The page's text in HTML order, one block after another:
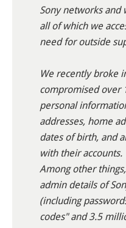
Sony networks and
all of which we
need for outside
We recently broke
compromised over
personal
addresses, home
dates of birth, and
with their accounts.
Among other
admin details of
(including
codes" and 3.5